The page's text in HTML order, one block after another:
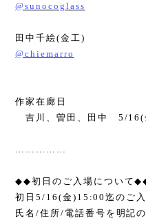
@sunocoglass
田中千絵(金工)
@chiemarro
作家在廊日
吉川、曽田、田中 5/16(
……………
◆◆初日のご入場について
初日5/16(金)15:00迄のご
氏名/住所/ 電話番号を明記